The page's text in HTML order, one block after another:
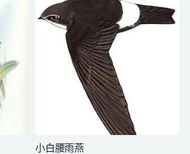
小白腰雨燕